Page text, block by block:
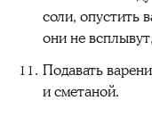
соли, опустить
они не
Подавать
и сметаной.